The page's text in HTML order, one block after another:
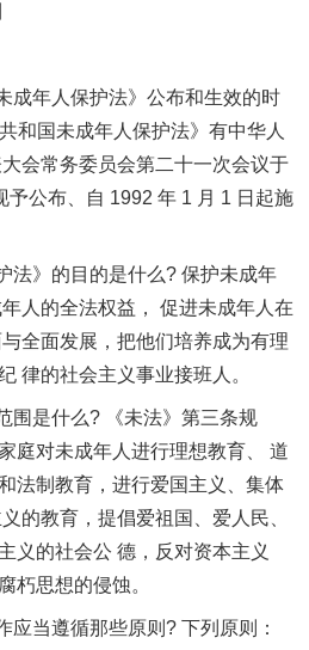
成年人保护法》公布和生效的时
和国未成年人保护法》有中华人
会常务委员会第二十一次会议于
予公布、自 1992 年 1 月 1 日起施
法》的目的是什么? 保护未成年
人的全法权益， 促进未成年人在
全面发展，把他们培养成为有理
律的社会主义事业接班人。
围是什么? 《未法》第三条规
庭对未成年人进行理想教育、 道
法制教育，进行爱国主义、集体
的教育，提倡爱祖国、爱人民、
义的社会公 德，反对资本主义
朽思想的侵蚀。
应当遵循那些原则? 下列原则：